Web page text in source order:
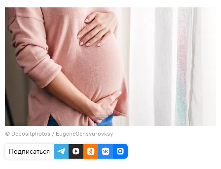
© Depositphotos / EugeneGensyurovksy
Подписаться